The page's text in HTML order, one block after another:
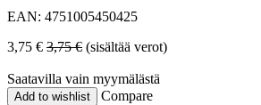
EAN: 4751005450425
3,75 € 3,75€ (sisältää verot)
Saatavilla vain myymälästä
Add to wishlist
Compare